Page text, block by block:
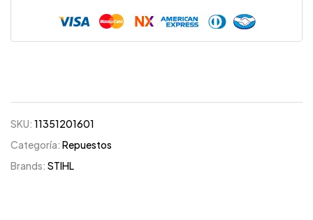
SKU: 11351201601
Categoría: Repuestos
Brands: STIHL